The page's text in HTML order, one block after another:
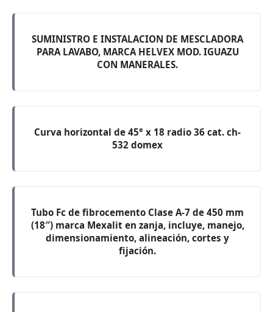
SUMINISTRO E INSTALACION DE MESCLADORA
PARA LAVABO, MARCA HELVEX MOD. IGUAZU
CON MANERALES.
Curva horizontal de 45° x 18 radio 36 cat. ch-
532 domex
Tubo Fc de fibrocemento Clase A-7 de 450 mm
(18″) marca Mexalit en zanja, incluye, manejo,
dimensionamiento, alineación, cortes y
fijación.